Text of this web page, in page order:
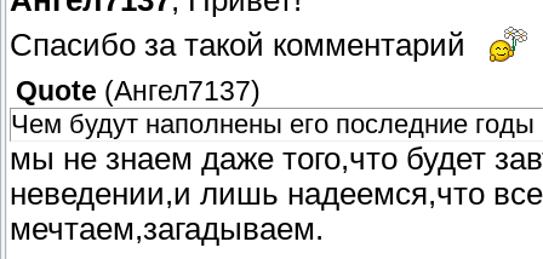
Спасибо за такой комментарий
Quote (Ангел7137)
Чем будут наполнены его последние
мы не знаем даже того,что будет
неведении,и лишь надеемся,что
мечтаем,загадываем.